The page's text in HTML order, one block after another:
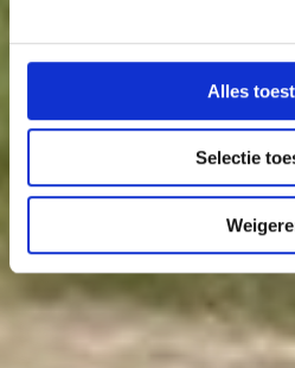
Alles
Selectie